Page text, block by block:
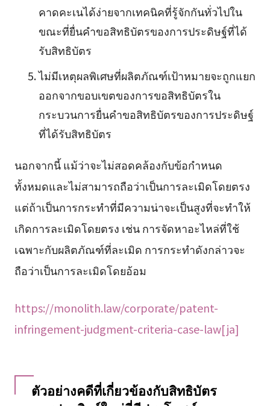
คาดคะเนได้ง่ายจากเทคนิคที่รู้จักกันทั่วไปใน
ขณะที่ยื่นคำขอสิทธิบัตรของการประดิษฐ์ที่ได้
รับสิทธิบัตร
ไม่มีเหตุผลพิเศษที่ผลิตภัณฑ์เป้าหมายจะถูกแยก
ออกจากขอบเขตของการขอสิทธิบัตรใน
กระบวนการยื่นคำขอสิทธิบัตรของการประดิษฐ์
ที่ได้รับสิทธิบัตร
นอกจากนี้ แม้ว่าจะไม่สอดคล้องกับข้อกำหนด
ทั้งหมดและไม่สามารถถือว่าเป็นการละเมิดโดยตรง
แต่ถ้าเป็นการกระทำที่มีความน่าจะเป็นสูงที่จะทำให้
เกิดการละเมิดโดยตรง เช่น การจัดหาอะไหล่ที่ใช้
เฉพาะกับผลิตภัณฑ์ที่ละเมิด การกระทำดังกล่าวจะ
ถือว่าเป็นการละเมิดโดยอ้อม
https://monolith.law/corporate/patent-
infringement-judgment-criteria-case-law[ja]
ตัวอย่างคดีที่เกี่ยวข้องกับสิทธิบัตร